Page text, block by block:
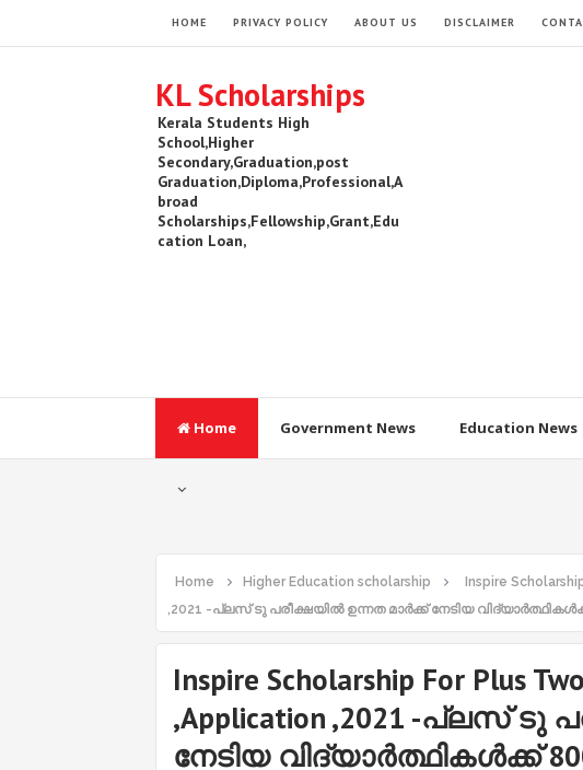
HOME PRIVACY POLICY ABOUT US DISCLAIMER
KL Scholarships
Kerala Students High
School,Higher
Secondary,Graduation,post
Graduation,Diploma,Professional,A
broad
Scholarships,Fellowship,Grant,Edu
cation Loan,
Home Government News Education News
Home Higher Education scholarship
Inspire
,2021 -പ്ലസ് ടു പരീക്ഷയിൽ ഉന്നത മാർക്ക് നേടിയ
Inspire Scholarship For Plus
,Application ,2021 -പ്ലസ് ടു
നേടിയ വിദ്യാർത്ഥികൾക്ക്